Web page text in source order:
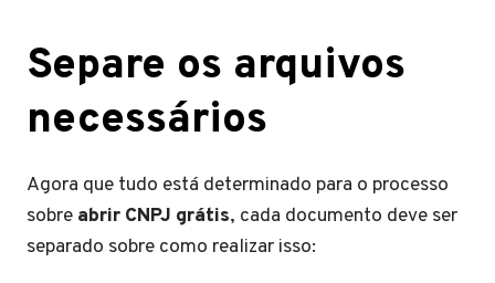
Separe os arquivos
necessários
Agora que tudo está determinado para o processo
sobre abrir CNPJ grátis, cada documento deve ser
separado sobre como realizar isso: